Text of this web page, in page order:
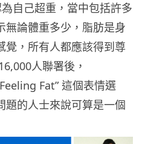
自己超重，當中包括許多
無論體重多少，脂肪是身
覺，所有人都應該得到尊
人聯署後，
Fat” 這個表情選
題的人士來說可算是一個